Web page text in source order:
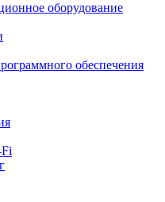
оборудование
обеспечения